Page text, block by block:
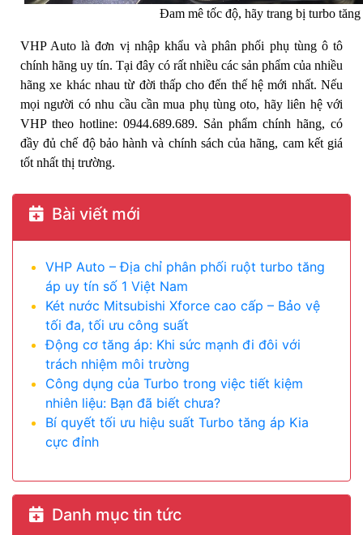
Đam mê tốc độ, hãy trang bị turbo tăng
VHP Auto là đơn vị nhập khẩu và phân phối phụ tùng ô tô
chính hãng uy tín. Tại đây có rất nhiều các sản phẩm của nhiều
hãng xe khác nhau từ đời thấp cho đến thế hệ mới nhất. Nếu
mọi người có nhu cầu cần mua phụ tùng oto, hãy liên hệ với
VHP theo hotline: 0944.689.689. Sản phẩm chính hãng, có
đầy đủ chế độ bảo hành và chính sách của hãng, cam kết giá
tốt nhất thị trường.
Bài viết mới
VHP Auto – Địa chỉ phân phối ruột turbo tăng
áp uy tín số 1 Việt Nam
Két nước Mitsubishi Xforce cao cấp – Bảo vệ
tối đa, tối ưu công suất
Động cơ tăng áp: Khi sức mạnh đi đôi với
trách nhiệm môi trường
Công dụng của Turbo trong việc tiết kiệm
nhiên liệu: Bạn đã biết chưa?
Bí quyết tối ưu hiệu suất Turbo tăng áp Kia
cực đỉnh
Danh mục tin tức